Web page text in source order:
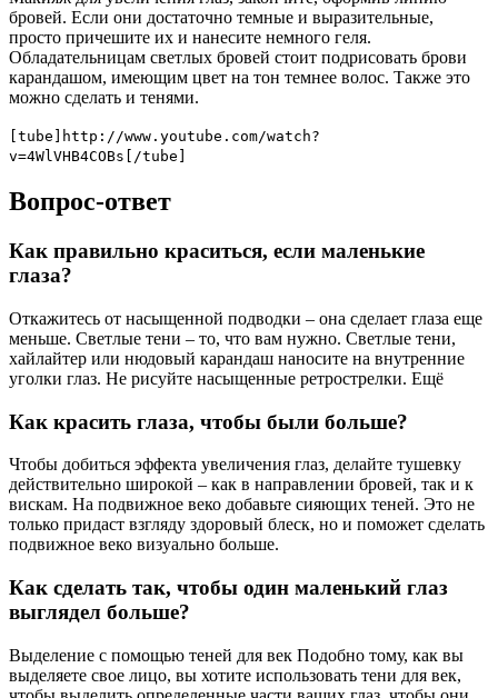
бровей. Если они достаточно темные и выразительные,
просто причешите их и нанесите немного геля.
Обладательницам светлых бровей стоит подрисовать брови
карандашом, имеющим цвет на тон темнее волос. Также это
можно сделать и тенями.
[tube]http://www.youtube.com/watch?
v=4WlVHB4COBs[/tube]
Вопрос-ответ
Как правильно краситься, если маленькие
глаза?
Откажитесь от насыщенной подводки ‒ она сделает глаза еще
меньше. Светлые тени – то, что вам нужно. Светлые тени,
хайлайтер или нюдовый карандаш наносите на внутренние
уголки глаз. Не рисуйте насыщенные ретрострелки. Ещё
Как красить глаза, чтобы были больше?
Чтобы добиться эффекта увеличения глаз, делайте тушевку
действительно широкой – как в направлении бровей, так и к
вискам. На подвижное веко добавьте сияющих теней. Это не
только придаст взгляду здоровый блеск, но и поможет сделать
подвижное веко визуально больше.
Как сделать так, чтобы один маленький глаз
выглядел больше?
Выделение с помощью теней для век Подобно тому, как вы
выделяете свое лицо, вы хотите использовать тени для век,